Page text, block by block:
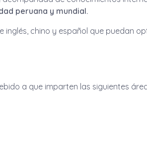
peruana y mundial.
chino y español que puedan
a que imparten las siguientes